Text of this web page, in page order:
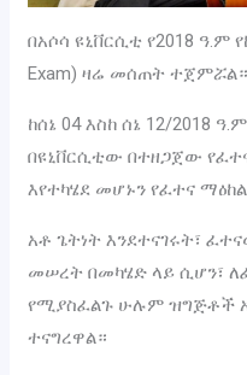
በአሶሳ ዩኒቨርሲቲ የ2018
Exam) ዛሬ መሰጠት ተጀምሯል።
ከሰኔ 04 እስከ ሰኔ 12/2018
በዩኒቨርሲቲው በተዘጋጀው
እየተካሄደ መሆኑን የፈተና
አቶ ጌትነት እንደተናገሩት፣
መሠረት በመካሄድ ላይ ሲሆን፣
የሚያስፈልጉ ሁሉም ዝግጅቶች
ተናግረዋል።